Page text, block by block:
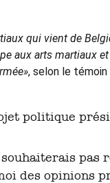
qui vient de
aux arts martiaux
, selon le
souhaiterais pas
des opinions